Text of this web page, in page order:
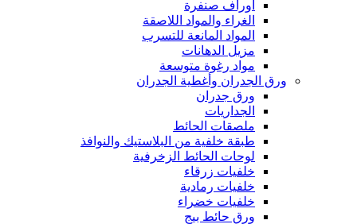
أوراف صنفرة
الغراء والمواد اللاصقة
المواد المانعة للتسرب
مزيل الدهانات
مواد رغوة متوسعة
ورق الجدران وأغطية الجدران
ورق جدران
الجداريات
ملصقات الحائط
طبقة خلفية من البلاستيك والنوافذ
لوحات الحائط الزخرفية
خلفيات زرقاء
خلفيات رمادية
خلفيات خضراء
ورق حائط بيج